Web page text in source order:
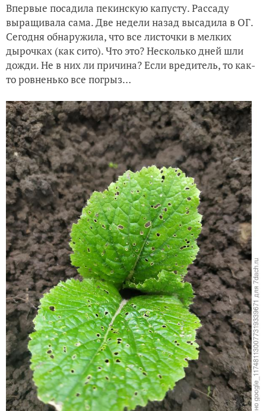
Впервые посадила пекинскую капусту. Рассаду
выращивала сама. Две недели назад высадила в ОГ.
Сегодня обнаружила, что все листочки в мелких
дырочках (как сито). Что это? Несколько дней шли
дожди. Не в них ли причина? Если вредитель, то как-
то ровненько все погрыз…